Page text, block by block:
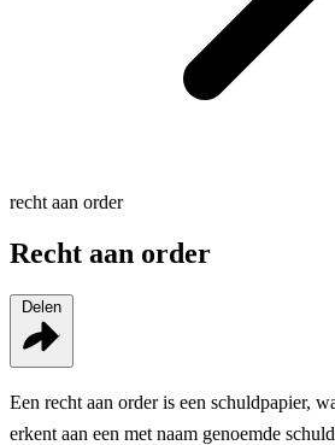
recht aan order
Recht aan order
Een recht aan order is een schuldpapier,
erkent aan een met naam genoemde